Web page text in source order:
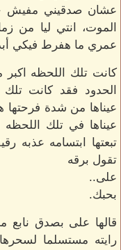
عشان صدقيني مفيش
الموت، انتي ليا من
عمري ما هفرط فيكي
كانت تلك اللحظه
الحدود فقد كانت
عيناها من شدة
عيناها في تلك
تبعتها ابتسامه عذبه
تقول برقه
على..
بحبك.
قالها على بصدق
رايته مستسلما